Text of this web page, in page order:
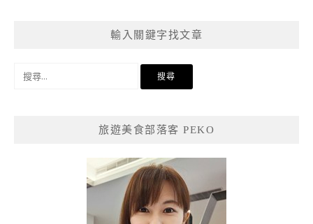
輸入關鍵字找文章
旅遊美食部落客 PEKO